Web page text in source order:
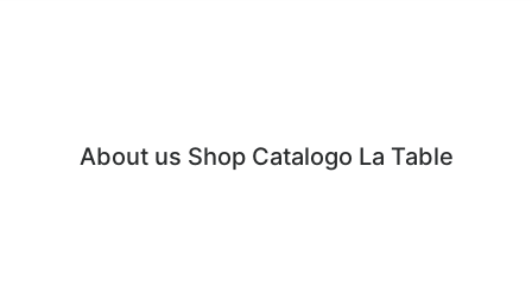
About us Shop Catalogo La Table